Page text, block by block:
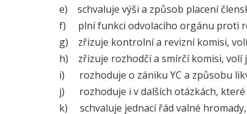
e) schvaluje výši a způsob placení
f) plní funkci odvolacího orgánu proti
g) zřizuje kontrolní a revizní komisi,
h) zřizuje rozhodčí a smírčí komisi, volí
i) rozhoduje o zániku YC a způsobu
j) rozhoduje i v dalších otázkách, které
k) schvaluje jednací řád valné